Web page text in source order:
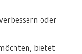
oder
bietet